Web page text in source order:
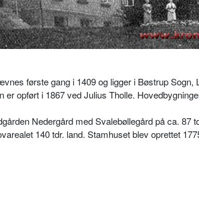
første gang i 1409 og ligger i Bøstrup Sogn,
er opført i 1867 ved Julius Tholle.
Nedergård med Svalebøllegård på ca. 87
140 tdr. land. Stamhuset blev oprettet